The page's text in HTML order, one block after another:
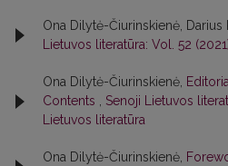
Ona Dilytė-Čiurinskienė, Darius
Lietuvos literatūra: Vol. 52
Ona Dilytė-Čiurinskienė,
Contents , Senoji Lietuvos
Lietuvos literatūra
Ona Dilytė-Čiurinskienė,